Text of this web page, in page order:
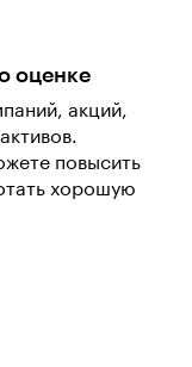
оценке
акций,
повысить
хорошую